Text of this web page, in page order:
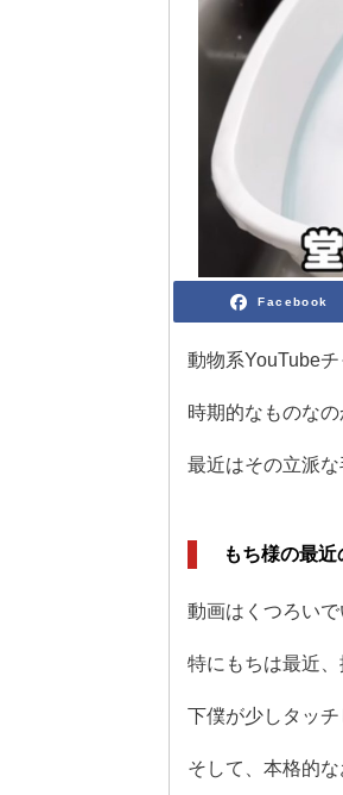
Facebook
動物系YouTube
時期的なものなの
最近はその立派な
もち様の最
動画はくつろい
特にもちは最近、
下僕が少しタッ
そして、本格的な